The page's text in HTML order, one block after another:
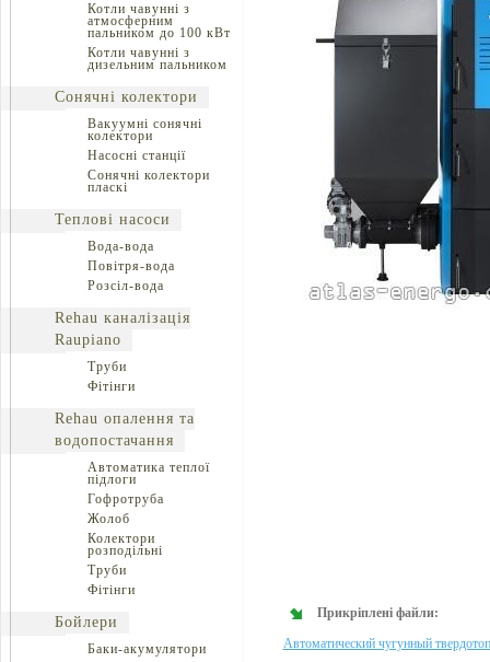
Котли чавунні з
атмосферним
пальником до 100 кВт
Котли чавунні з
дизельним пальником
Сонячні колектори
Вакуумні сонячні
колектори
Насосні станції
Сонячні колектори
пласкі
Теплові насоси
Вода-вода
Повітря-вода
Розсіл-вода
Rehau каналізація
Raupiano
Труби
Фітінги
Rehau опалення та
водопостачання
Автоматика теплої
підлоги
Гофротруба
Жолоб
Колектори
розподільні
Труби
Фітінги
Бойлери
Баки-акумулятори
Прикріплені файли:
Автоматический чугунный